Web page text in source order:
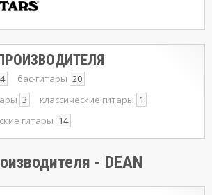
бас-гитары 20
3 классические гитары 1
гитары 14
- DEAN